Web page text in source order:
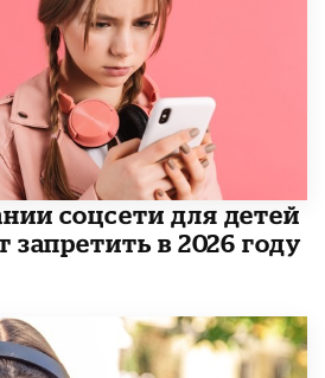
соцсети для детей
запретить в 2026 году